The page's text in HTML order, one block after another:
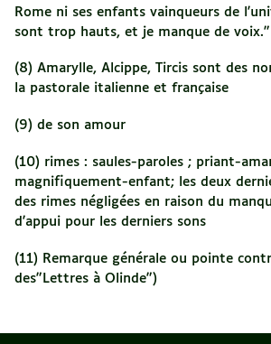
Rome ni ses enfants vainqueurs de
sont trop hauts, et je manque de voix."
(8) Amarylle, Alcippe, Tircis sont des
la pastorale italienne et française
(9) de son amour
(10) rimes : saules-paroles ; priant-
magnifiquement-enfant; les deux
des rimes négligées en raison du
d'appui pour les derniers sons
(11) Remarque générale ou pointe
des"Lettres à Olinde")